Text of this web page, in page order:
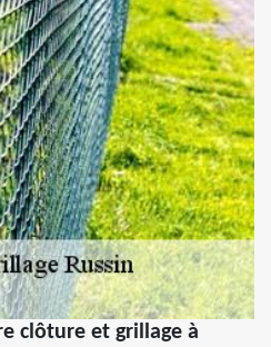
clôture et grillage à